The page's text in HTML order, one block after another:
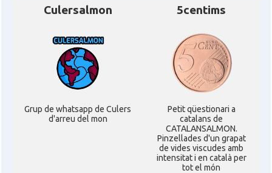
Culersalmon
Grup de whatsapp de Culers
d'arreu del mon
5centims
Petit qüestionari a
catalans de
CATALANSALMON.
Pinzellades d'un grapat
de vides viscudes amb
intensitat i en català per
tot el món